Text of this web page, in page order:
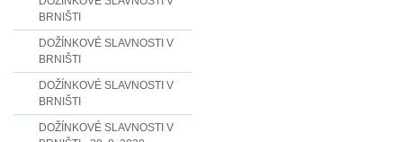
BRNIŠTI
DOŽÍNKOVÉ SLAVNOSTI V
BRNIŠTI
DOŽÍNKOVÉ SLAVNOSTI V
BRNIŠTI
DOŽÍNKOVÉ SLAVNOSTI V